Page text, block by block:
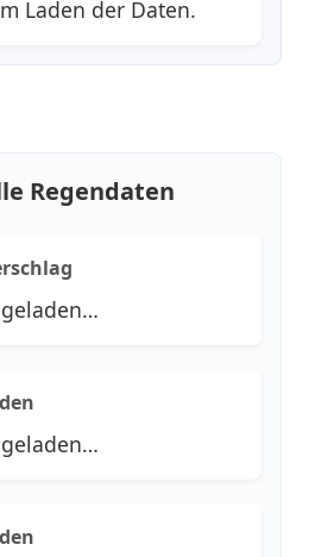
Laden der Daten.
Regendaten